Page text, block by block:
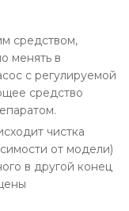
средством,
менять в
с регулируемой
средство
чистка
от модели)
в другой конец